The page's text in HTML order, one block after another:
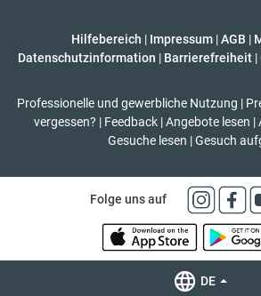
Hilfebereich | Impressum |AGB |
Datenschutzinformation | Barrierefreiheit |
Professionelle und gewerbliche Nutzung |
vergessen? | Feedback | Angebote lesen |
Gesuche lesen | Gesuch
Folge uns auf
DE